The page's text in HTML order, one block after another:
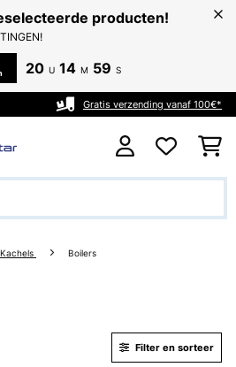
producten!
20 U 14 M 59 S
Gratis verzending vanaf 100€*
Kachels Boilers
Filter en sorteer